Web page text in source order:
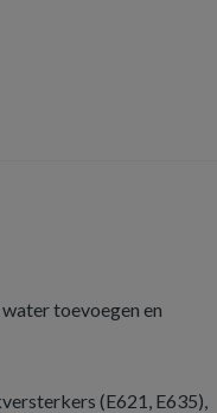
toevoegen en
(E621, E635),